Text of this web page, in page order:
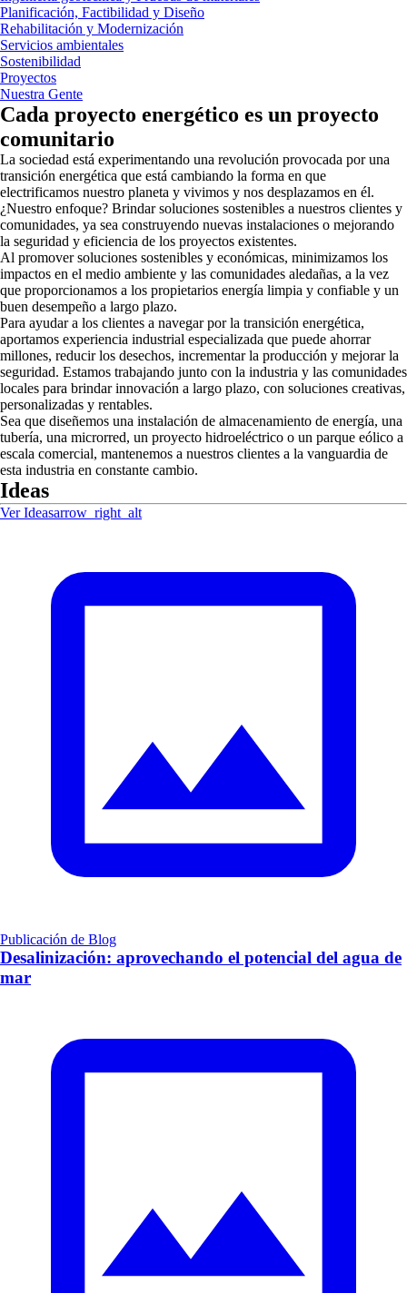
Planificación, Factibilidad y Diseño
Rehabilitación y Modernización
Servicios ambientales
Sostenibilidad
Proyectos
Nuestra Gente
Cada proyecto energético es un proyecto
comunitario
La sociedad está experimentando una revolución provocada por una
transición energética que está cambiando la forma en que
electrificamos nuestro planeta y vivimos y nos desplazamos en él.
¿Nuestro enfoque? Brindar soluciones sostenibles a nuestros clientes y
comunidades, ya sea construyendo nuevas instalaciones o mejorando
la seguridad y eficiencia de los proyectos existentes.
Al promover soluciones sostenibles y económicas, minimizamos los
impactos en el medio ambiente y las comunidades aledañas, a la vez
que proporcionamos a los propietarios energía limpia y confiable y un
buen desempeño a largo plazo.
Para ayudar a los clientes a navegar por la transición energética,
aportamos experiencia industrial especializada que puede ahorrar
millones, reducir los desechos, incrementar la producción y mejorar la
seguridad. Estamos trabajando junto con la industria y las comunidades
locales para brindar innovación a largo plazo, con soluciones creativas,
personalizadas y rentables.
Sea que diseñemos una instalación de almacenamiento de energía, una
tubería, una microrred, un proyecto hidroeléctrico o un parque eólico a
escala comercial, mantenemos a nuestros clientes a la vanguardia de
esta industria en constante cambio.
Ideas
Ver Ideasarrow_right_alt
Publicación de Blog
Desalinización: aprovechando el potencial del agua de
mar